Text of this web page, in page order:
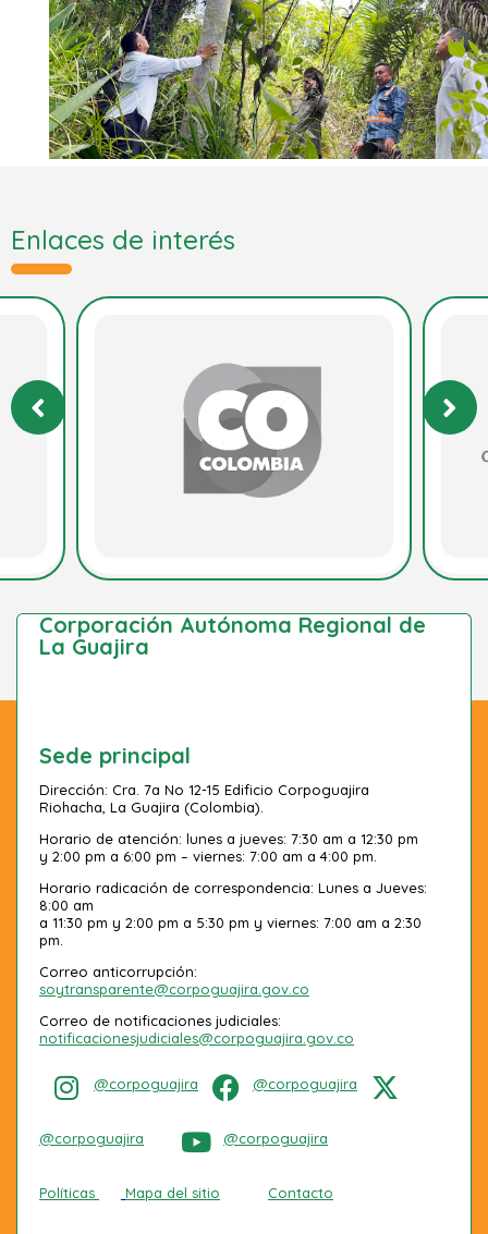
Enlaces de interés
Corporación Autónoma Regional de
La Guajira
Sede principal
Dirección: Cra. 7a No 12-15 Edificio Corpoguajira
Riohacha, La Guajira (Colombia).
Horario de atención: lunes a jueves: 7:30 am a 12:30 pm
y 2:00 pm a 6:00 pm – viernes: 7:00 am a 4:00 pm.
Horario radicación de correspondencia: Lunes a Jueves:
8:00 am
a 11:30 pm y 2:00 pm a 5:30 pm y viernes: 7:00 am a 2:30
pm.
Correo anticorrupción:
soytransparente@corpoguajira.gov.co
Correo de notificaciones judiciales:
notificacionesjudiciales@corpoguajira.gov.co
@corpoguajira @corpoguajira
@corpoguajira @corpoguajira
Políticas Mapa del sitio Contacto